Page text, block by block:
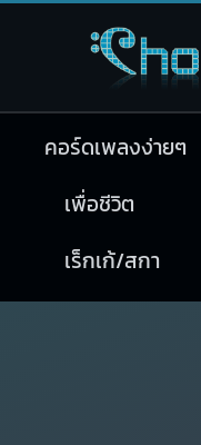
คอร์ดเพลงง่ายๆ
เพื่อชีวิต
เร็กเก้/สกา